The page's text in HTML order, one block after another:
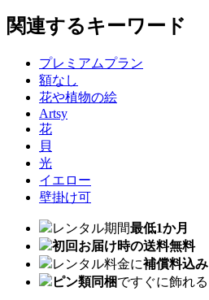
関連するキーワード
プレミアムプラン
額なし
花や植物の絵
Artsy
花
貝
光
イエロー
壁掛け可
レンタル期間最低1か月
初回お届け時の送料無料
レンタル料金に補償料込み
ピン類同梱ですぐに飾れる